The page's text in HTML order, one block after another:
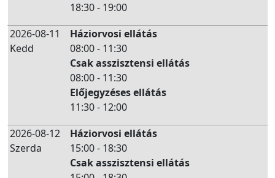
18:30 - 19:00
2026-08-11
Kedd
Háziorvosi ellátás
08:00 - 11:30
Csak asszisztensi ellátás
08:00 - 11:30
Előjegyzéses ellátás
11:30 - 12:00
2026-08-12
Szerda
Háziorvosi ellátás
15:00 - 18:30
Csak asszisztensi ellátás